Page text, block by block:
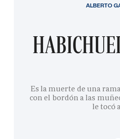
Es la muerte de una
con el bordón a las
le tocó
ALBERTO